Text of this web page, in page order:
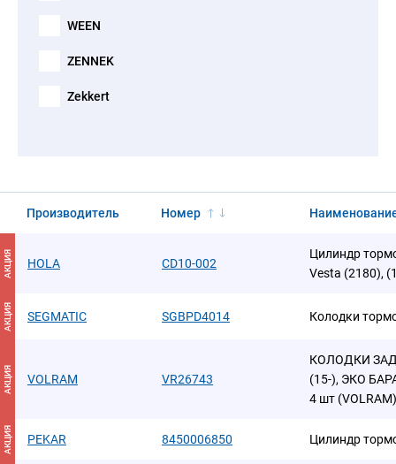
WEEN
ZENNEK
Zekkert
Производитель Номер
АКЦИЯ HOLA CD10-002
Цилиндр
Vesta (2180),
АКЦИЯ SEGMATIC SGBPD4014 Колодки
АКЦИЯ VOLRAM VR26743
КОЛОДКИ
(15-), ЭКО
4 шт
АКЦИЯ PEKAR 8450006850 Цилиндр